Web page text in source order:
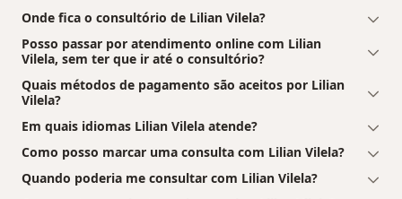
Onde fica o consultório de Lilian Vilela?
Posso passar por atendimento online com Lilian
Vilela, sem ter que ir até o consultório?
Quais métodos de pagamento são aceitos por Lilian
Vilela?
Em quais idiomas Lilian Vilela atende?
Como posso marcar uma consulta com Lilian Vilela?
Quando poderia me consultar com Lilian Vilela?